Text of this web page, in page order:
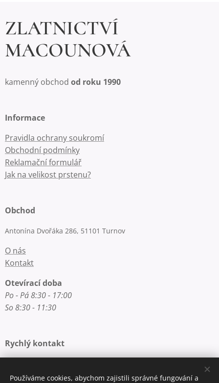
ZLATNICTVÍ
MACOUNOVÁ
kamenný obchod od roku 1990
Informace
Pravidla ochrany soukromí
Obchodní podmínky
Reklamační formulář
Jak na velikost prstenu?
Obchod
Antonína Dvořáka 286, 51101 Turnov
O nás
Kontakt
Otevírací doba
Po - Pá 8:30 - 17:00
So 8:30 - 11:30
Rychlý kontakt
Telefon: +420 777 200 250
Používáme cookies, abychom zajistili správné fungování a